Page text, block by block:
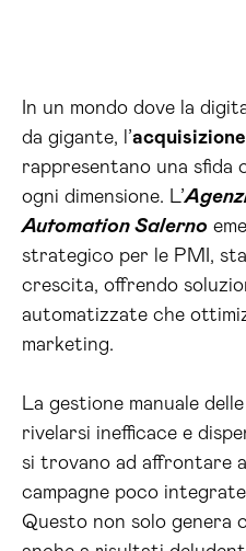
In un mondo dove la
da gigante, l’acquisizione
rappresentano una sfida
ogni dimensione. L’
Automation Salerno
strategico per le PMI,
crescita, offrendo
automatizzate che
marketing.
La gestione manuale
rivelarsi inefficace e
si trovano ad affrontare
campagne poco
Questo non solo genera